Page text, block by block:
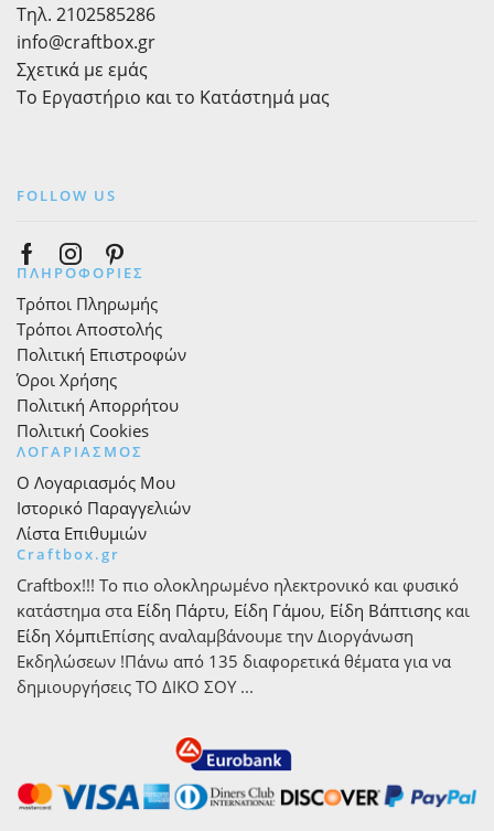
Τηλ. 2102585286
info@craftbox.gr
Σχετικά με εμάς
Το Εργαστήριο και το Κατάστημά μας
FOLLOW US
Facebook
Instagram
Pinterest
ΠΛΗΡΟΦΟΡΙΕΣ
Τρόποι Πληρωμής
Τρόποι Αποστολής
Πολιτική Επιστροφών
Όροι Χρήσης
Πολιτική Απορρήτου
Πολιτική Cookies
ΛΟΓΑΡΙΑΣΜΟΣ
Ο Λογαριασμός Μου
Ιστορικό Παραγγελιών
Λίστα Επιθυμιών
Craftbox.gr
Craftbox!!! Το πιο ολοκληρωμένο ηλεκτρονικό και φυσικό
κατάστημα στα Είδη Πάρτυ, Είδη Γάμου, Είδη Βάπτισης και
Είδη ΧόμπιΕπίσης αναλαμβάνουμε την Διοργάνωση
Εκδηλώσεων !Πάνω από 135 διαφορετικά θέματα για να
δημιουργήσεις ΤΟ ΔΙΚΟ ΣΟΥ ...